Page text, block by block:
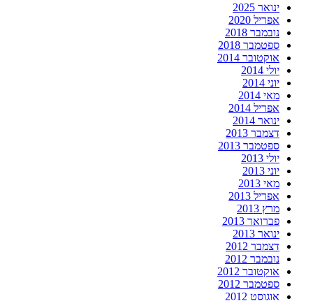
ינואר 2025
אפריל 2020
נובמבר 2018
ספטמבר 2018
אוקטובר 2014
יולי 2014
יוני 2014
מאי 2014
אפריל 2014
ינואר 2014
דצמבר 2013
ספטמבר 2013
יולי 2013
יוני 2013
מאי 2013
אפריל 2013
מרץ 2013
פברואר 2013
ינואר 2013
דצמבר 2012
נובמבר 2012
אוקטובר 2012
ספטמבר 2012
אוגוסט 2012